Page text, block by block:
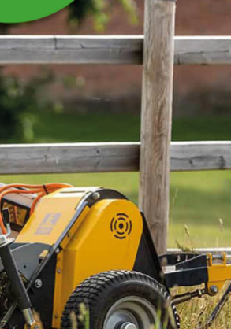
LAMMEBAR
Komplett lammebar med
sugesmokker.